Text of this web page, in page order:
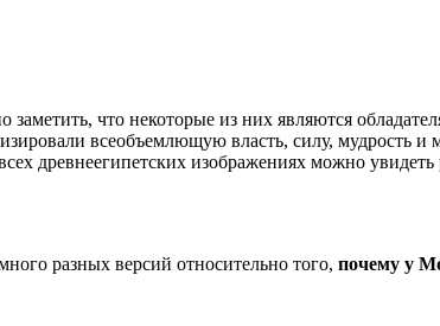
что некоторые из них являются
всеобъемлющую власть, силу, мудрость
древнеегипетских изображениях можно
разных версий относительно того, почему у